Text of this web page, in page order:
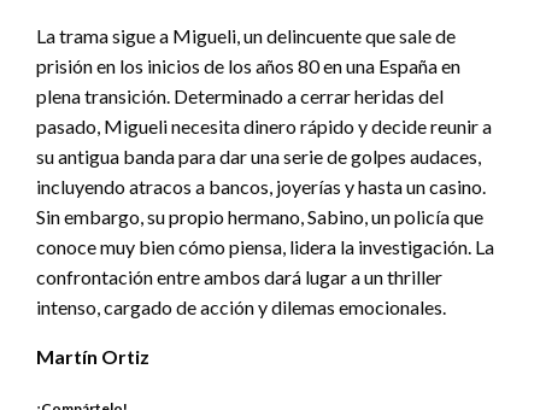
La trama sigue a Migueli, un delincuente que sale de
prisión en los inicios de los años 80 en una España en
plena transición. Determinado a cerrar heridas del
pasado, Migueli necesita dinero rápido y decide reunir a
su antigua banda para dar una serie de golpes audaces,
incluyendo atracos a bancos, joyerías y hasta un casino.
Sin embargo, su propio hermano, Sabino, un policía que
conoce muy bien cómo piensa, lidera la investigación. La
confrontación entre ambos dará lugar a un thriller
intenso, cargado de acción y dilemas emocionales.
Martín Ortiz